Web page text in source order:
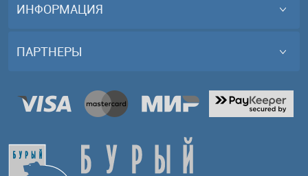
ИНФОРМАЦИЯ
ПАРТНЕРЫ